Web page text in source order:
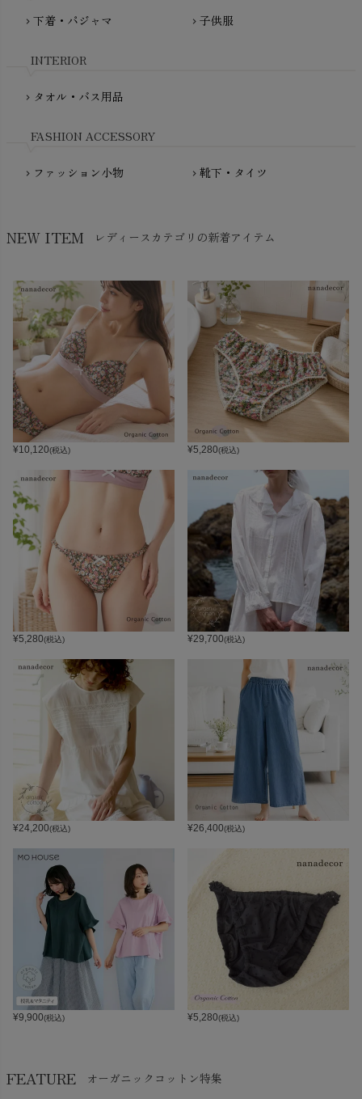
fromF（フロムエフ）
My Little Cozmo（マイリトルコズモ）
NewNative（ニューネイティブ）
chevron_right 下着・パジャマ chevron_right 子供服
INTERIOR
chevron_right タオル・バス用品
FASHION ACCESSORY
chevron_right ファッション小物 chevron_right 靴下・タイツ
NEW ITEM レディースカテゴリの新着アイテム
¥10,120(税込) ¥5,280(税込)
¥5,280(税込) ¥29,700(税込)
¥24,200(税込) ¥26,400(税込)
¥9,900(税込) ¥5,280(税込)
FEATURE オーガニックコットン特集